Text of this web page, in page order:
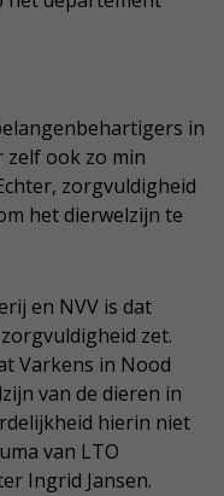
in
zelf ook zo min
zorgvuldigheid
het dierwelzijn te
en NVV is dat
zet.
Varkens in Nood
van de dieren in
hierin niet
van LTO
Ingrid Jansen.